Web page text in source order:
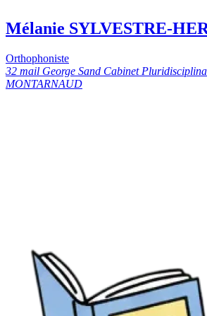
Mélanie SYLVESTRE-
Orthophoniste
32 mail George Sand Cabinet
MONTARNAUD